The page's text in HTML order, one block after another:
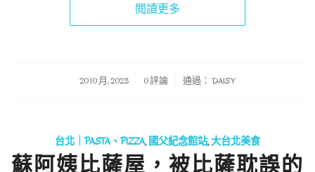
閱讀更多
20 10 月, 2023
/ 0 評論 通過： DAISY
台北｜PASTA、PIZZA, 國父紀念館站,大台北美食
蘇阿姨比薩屋，被比薩耽誤的